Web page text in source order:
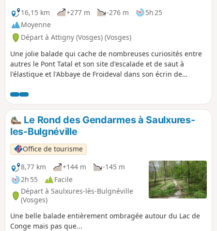
16,15 km +277 m -276 m
5h 25
Moyenne
Départ à Attigny (Vosges) (Vosges)
Une jolie balade qui cache de nombreuses curiosités entre
autres le Pont Tatal et son site d'escalade et de saut à
l'élastique et l'Abbaye de Froideval dans son écrin de
tout au long du parcours.
Le Rond des Gendarmes à Saulxures-
les-Bulgnéville
Office de tourisme
8,77 km
+144 m
-145 m
2h 55
Facile
Départ à Saulxures-lès-Bulgnéville
(Vosges)
Une belle balade entièrement ombragée autour du Lac de
Conge mais pas que...